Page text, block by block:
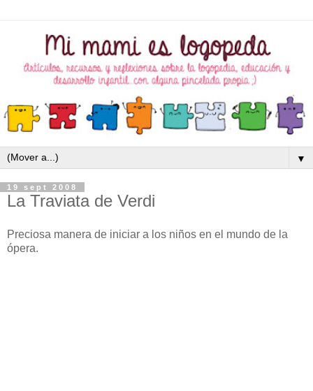
▼
19 sept 2008
La Traviata de Verdi
Preciosa manera de iniciar a los niños en el mundo de la
ópera.